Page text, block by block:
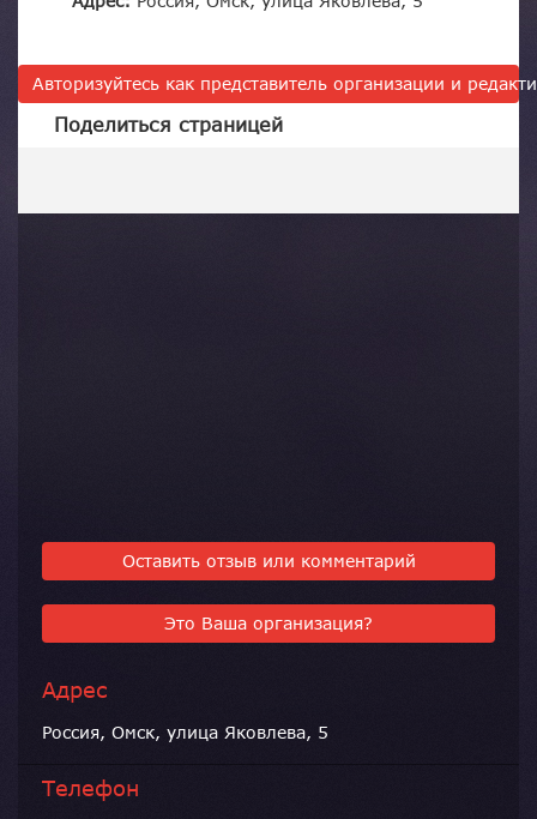
Авторизуйтесь как представитель организации и
Поделиться страницей
Оставить отзыв или комментарий
Это Ваша организация?
Адрес
Россия, Омск, улица Яковлева, 5
Телефон